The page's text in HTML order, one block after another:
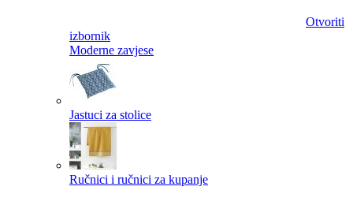
Otvoriti
izbornik
Moderne zavjese
Jastuci za stolice
Ručnici i ručnici za kupanje